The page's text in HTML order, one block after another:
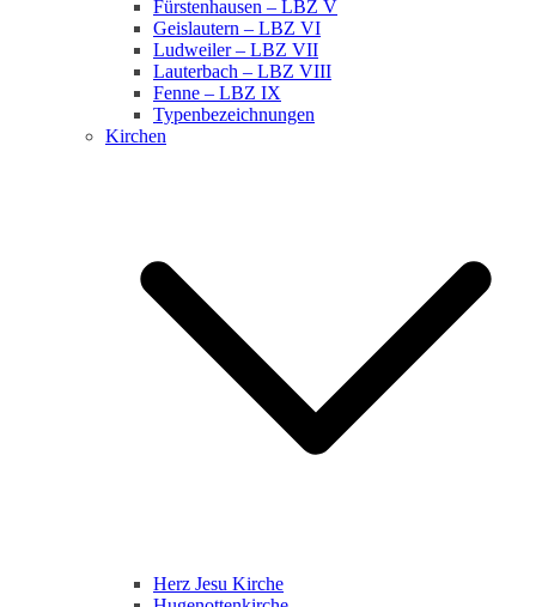
Fürstenhausen – LBZ V
Geislautern – LBZ VI
Ludweiler – LBZ VII
Lauterbach – LBZ VIII
Fenne – LBZ IX
Typenbezeichnungen
Kirchen
Herz Jesu Kirche